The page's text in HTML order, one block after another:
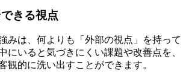
きる視点
みは、何よりも「外部の視点」を持って
にいると気づきにくい課題や改善点を、
観的に洗い出すことができます。